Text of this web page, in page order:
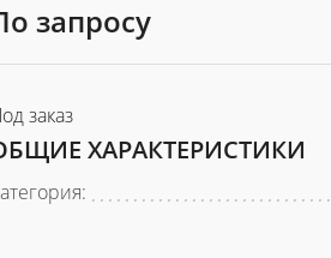
запросу
заказ
ХАРАКТЕРИСТИКИ